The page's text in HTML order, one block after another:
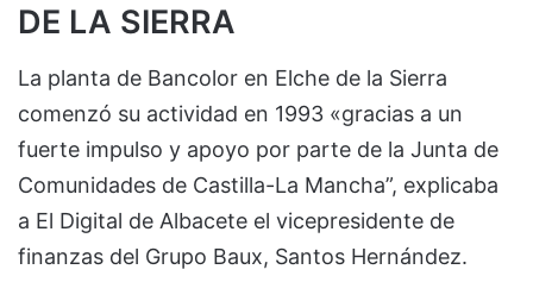
DE LA SIERRA
La planta de Bancolor en Elche de la Sierra
comenzó su actividad en 1993 «gracias a un
fuerte impulso y apoyo por parte de la Junta de
Comunidades de Castilla-La Mancha”, explicaba
a El Digital de Albacete el vicepresidente de
finanzas del Grupo Baux, Santos Hernández.